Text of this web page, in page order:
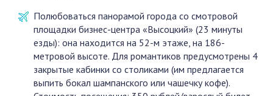
Полюбоваться панорамой города со смотровой
площадки бизнес-центра «Высоцкий» (23 минуты
езды): она находится на 52-м этаже, на 186-
метровой высоте. Для романтиков предусмотрены 4
закрытые кабинки со столиками (им предлагается
выпить бокал шампанского или чашечку кофе).